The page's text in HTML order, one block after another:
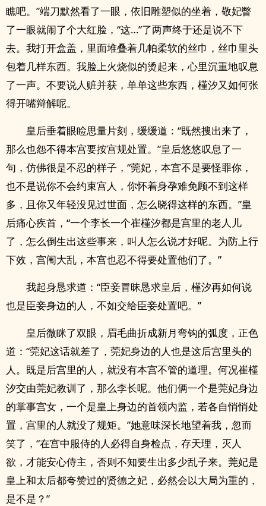
瞧吧。”端刀默然看了一眼，依旧雕塑似的坐着，敬妃瞥
了一眼就闹了个大红脸，“这…”了两声终于还是说不下
去。我打开盒盖，里面堆叠着几帕柔软的丝巾，丝巾里头
包着几样东西。我脸上火烧似的烫起来，心里沉重地叹息
了一声。不要说人赃并获，单单这些东西，槿汐又如何张
得开嘴辩解呢。
皇后垂着眼睑思量片刻，缓缓道：“既然搜出来了，
那么也怨不得本宫要按宫规处置。”皇后悠悠叹息了一
句，仿佛很是不忍的样子，“莞妃，本宫不是要怪罪你，
也不是说你不会约束宫人，你怀着身孕难免顾不到这样
多，且你又年轻没见过世面，怎么晓得这样的东西。”皇
后痛心疾首，“一个李长一个崔槿汐都是宫里的老人儿
了，怎么倒生出这些事来，叫人怎么说才好呢。为防上行
下效，宫闱大乱，本宫也忍不得要处置他们了。”
我起身恳求道：“臣妾冒昧恳求皇后，槿汐再如何说
也是臣妾身边的人，不如交给臣妾处置吧。”
皇后微眯了双眼，眉毛曲折成新月弯钩的弧度，正色
道：“莞妃这话就差了，莞妃身边的人也是这后宫里头的
人。既是后宫里的人，就没有本宫不管的道理。何况崔槿
汐交由莞妃教训了，那么李长呢。他们俩一个是莞妃身边
的掌事宫女，一个是皇上身边的首领内监，若各自悄悄处
置，宫里的人就没了规矩。”她意味深长地望着我，忽而
笑了，“在宫中服侍的人必得自身检点，存天理，灭人
欲，才能安心侍主，否则不知要生出多少乱子来。莞妃是
皇上和太后都夸赞过的贤德之妃，必然会以大局为重的，
是不是？”